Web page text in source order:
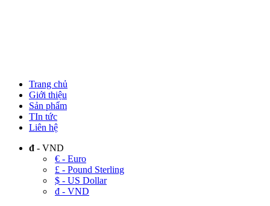
Trang chủ
Giới thiệu
Sản phẩm
TIn tức
Liên hệ
đ - VND
€ - Euro
£ - Pound Sterling
$ - US Dollar
đ - VND